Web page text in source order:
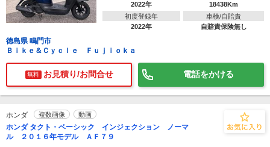
2022年
18438Km
初度登録年
2022年
車検/自賠責
自賠責保険無し
徳島県 鳴門市
Ｂｉｋｅ＆Ｃｙｃｌｅ Ｆｕｊｉｏｋａ
無料 お見積り/お問合せ 電話をかける
ホンダ 複数画像 動画
ホンダ タクト・ベーシック インジェクション ノーマ
ル ２０１６年モデル ＡＦ７９